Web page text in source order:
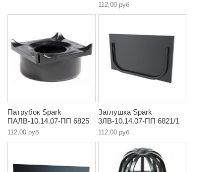
112,00 руб
Патрубок Spark
ПАЛВ-10.14.07-ПП 6825
112,00 руб
Заглушка Spark
3ЛВ-10.14.07-ПП 6821/1
112,00 руб